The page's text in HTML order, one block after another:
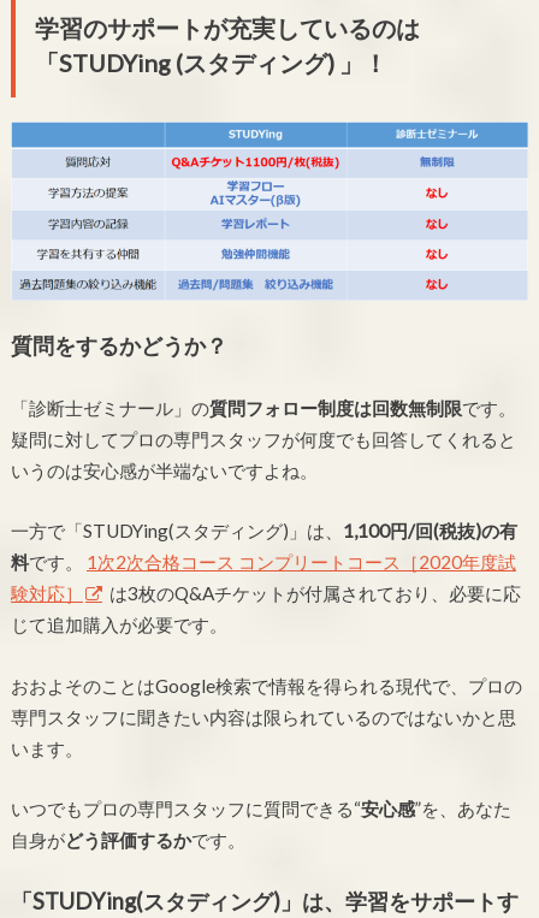
学習のサポートが充実しているのは
「STUDYing (スタディング) 」！
質問をするかどうか？
「診断士ゼミナール」の質問フォロー制度は回数無制限です。
疑問に対してプロの専門スタッフが何度でも回答してくれると
いうのは安心感が半端ないですよね。
一方で「STUDYing(スタディング)」は、 1,100円/回(税抜)の有
料です。 1次2次合格コース コンプリートコース［2020年度試
験対応］
は3枚のQ&Aチケットが付属されており、必要に応
じて追加購入が必要です。
おおよそのことはGoogle検索で情報を得られる現代で、プロの
専門スタッフに聞きたい内容は限られているのではないかと思
います。
いつでもプロの専門スタッフに質問できる“安心感”を、あなた
自身がどう評価するかです。
「STUDYing(スタディング)」は、学習をサポートす